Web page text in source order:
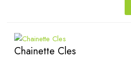
Chainette Cles